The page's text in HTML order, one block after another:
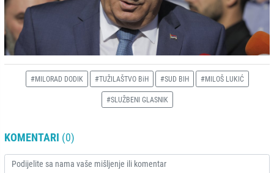
#MILORAD DODIK #TUŽILAŠTVO BiH #SUD BIH #MILOŠ LUKIĆ
#SLUŽBENI GLASNIK
KOMENTARI (0)